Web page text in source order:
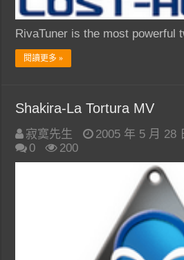
RivaTuner is the most
閱讀更多 »
Shakira-La Tortura MV
寂寞先生 2005 年 5 月 28
0
200